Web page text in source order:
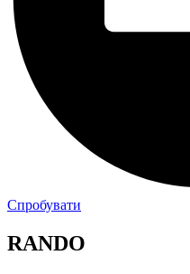
Спробувати
RANDO